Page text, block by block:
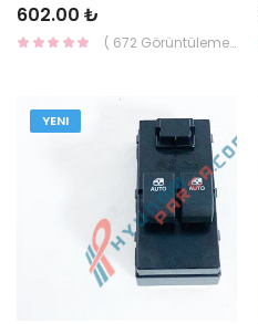
602.00 ₺
( 672 Görüntüleme )
YENI